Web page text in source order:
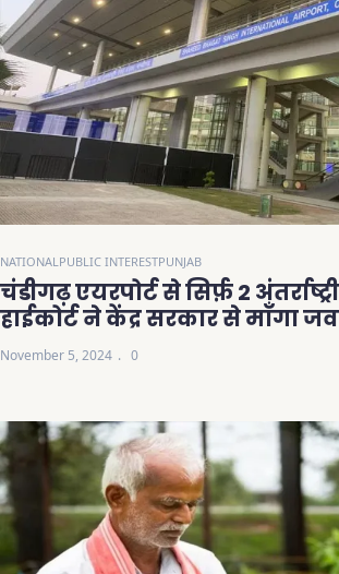
NATIONALPUBLIC INTERESTPUNJAB
चंडीगढ़ एयरपोर्ट से सिर्फ़ 2
हाईकोर्ट ने केंद्र सरकार से माँगा
November 5, 2024 0